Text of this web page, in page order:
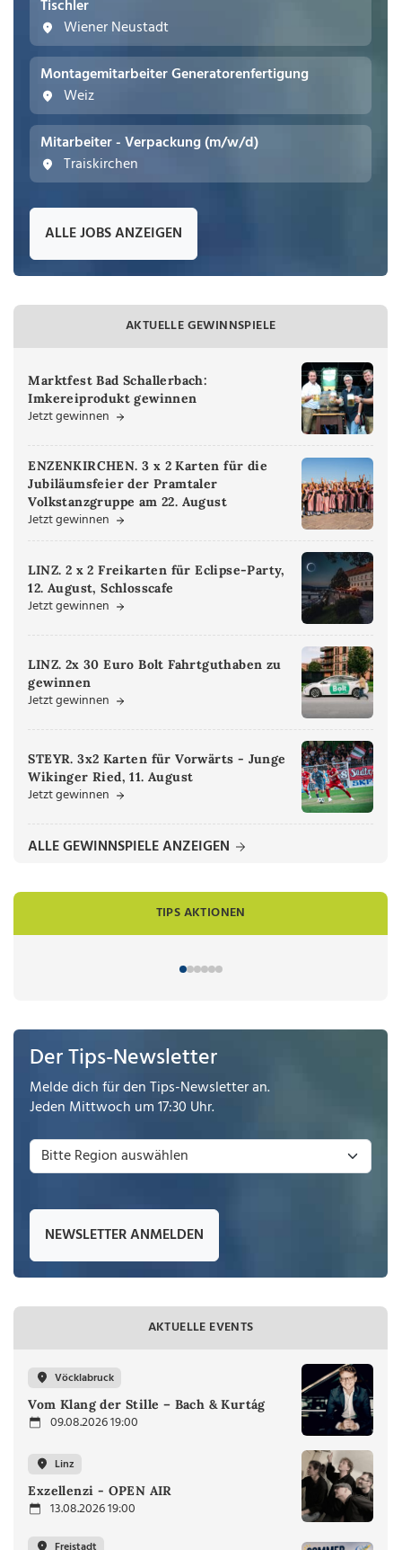
Tischler
Wiener Neustadt
Montagemitarbeiter Generatorenfertigung
Weiz
Mitarbeiter - Verpackung (m/w/d)
Traiskirchen
ALLE JOBS ANZEIGEN
AKTUELLE GEWINNSPIELE
Marktfest Bad Schallerbach:
Imkereiprodukt gewinnen
Jetzt gewinnen
ENZENKIRCHEN. 3 x 2 Karten für die
Jubiläumsfeier der Pramtaler
Volkstanzgruppe am 22. August
Jetzt gewinnen
LINZ. 2 x 2 Freikarten für Eclipse-Party,
12. August, Schlosscafe
Jetzt gewinnen
LINZ. 2x 30 Euro Bolt Fahrtguthaben zu
gewinnen
Jetzt gewinnen
STEYR. 3x2 Karten für Vorwärts - Junge
Wikinger Ried, 11. August
Jetzt gewinnen
ALLE GEWINNSPIELE ANZEIGEN
TIPS AKTIONEN
Der Tips-Newsletter
Melde dich für den Tips-Newsletter an.
Jeden Mittwoch um 17:30 Uhr.
NEWSLETTER ANMELDEN
AKTUELLE EVENTS
Vöcklabruck
Vom Klang der Stille – Bach & Kurtág
09.08.2026 19:00
Linz
Exzellenzi - OPEN AIR
13.08.2026 19:00